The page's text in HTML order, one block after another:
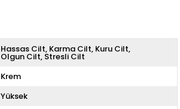
Hassas Cilt Karma Cilt Kuru Cilt
Olgun Cilt Stresli Cilt
Krem
Yüksek